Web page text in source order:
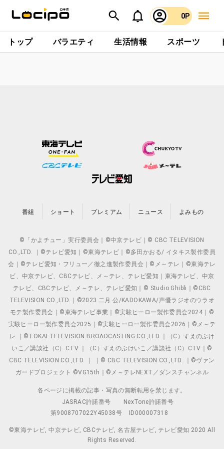
0P
トップ バラエティ 生活情報 スポーツ
番組 ショート プレミアム ニュース よみもの
©「かよチュー」実行委員会｜©中京テレビ｜© CBC TELEVISION
CO.,LTD. ｜©テレビ愛知｜©東海テレビ｜©多田かおる/ イタキス製作委員
会｜©テレビ愛知・フリュー／徹之進製作委員会｜©メ～テレ｜©東海テレ
ビ、中京テレビ、CBCテレビ、メ～テレ、テレビ愛知｜東海テレビ、中京
テレビ、CBCテレビ、メ～テレ、テレビ愛知｜© Studio Ghibli｜©CBC
TELEVISION CO.,LTD.｜©2023 二月 公/KADOKAWA/声優ラジオのウラオ
モテ製作委員会｜©東海テレビ事業｜©実験ヒーロー製作委員会2024｜©
実験ヒーロー製作委員会2025｜©実験ヒーロー製作委員会2026｜©メ～テ
レ ｜©TOKAI TELEVISION BROADCASTING CO.,LTD.｜（C）すえのぶけ
いこ／講談社（C）CTV ｜（C）すえのぶけいこ／講談社（C）CTV｜©
CBC TELEVISION CO.,LTD. ｜ ｜© CBC TELEVISION CO.,LTD. ｜©ヴァン
ガードプロジェクト ©VG15th｜©メ～テレNEXT／ダンスチャンネル
各ページに掲載の記事・写真の無断転用を禁じます。
JASRAC許諾番号
NexTone許諾番号
第9008707022Y45038号
ID000007318
©東海テレビ, 中京テレビ, CBCテレビ, 名古屋テレビ, テレビ愛知 2020 All
Rights Reserved.